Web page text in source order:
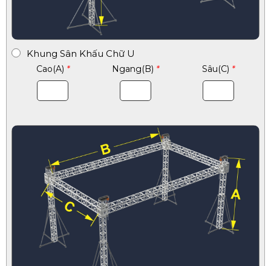
Khung Sân Khấu Chữ U
Cao(A) * Ngang(B) * Sâu(C) *